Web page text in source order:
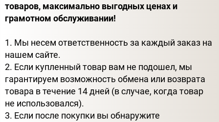
товаров, максимально выгодных ценах и
грамотном обслуживании!
1. Мы несем ответственность за каждый заказ на
нашем сайте.
2. Если купленный товар вам не подошел, мы
гарантируем возможность обмена или возврата
товара в течение 14 дней (в случае, когда товар
не использовался).
3. Если после покупки вы обнаружите